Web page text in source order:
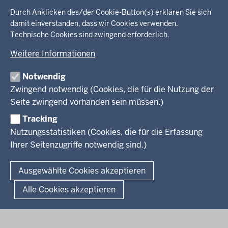
Durch Anklicken des/der Cookie-Button(s) erklären Sie sich
damit einverstanden, dass wir Cookies verwenden.
Technische Cookies sind zwingend erforderlich.
Weitere Informationen
Notwendig
Zwingend notwendig (Cookies, die für die Nutzung der
Seite zwingend vorhanden sein müssen.)
Tracking
Nutzungsstatistiken (Cookies, die für die Erfassung
Ihrer Seitenzugriffe notwendig sind.)
Ausgewählte Cookies akzeptieren
Alle Cookies akzeptieren
2
1
-
0
:
0
0
e
i
t
e
in
der
Fußzeile
Startseite
Ministerium
Leitung des Hauses
Organisation
Arbeitgeber Ministerium
Rechtsgrundlagen
Kultur
Wissenschaft, Forschung, Lehre und Studium
Presse
Service
Kontakt
Fußzeile
Datenschutz Erklärung zur Barrierefreiheit